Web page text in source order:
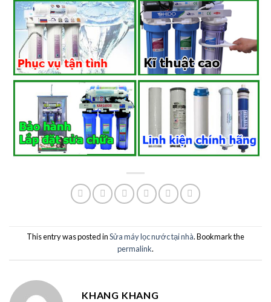
This entry was posted inSửa máy lọc nước tại nhà. Bookmark the
permalink.
KHANG KHANG